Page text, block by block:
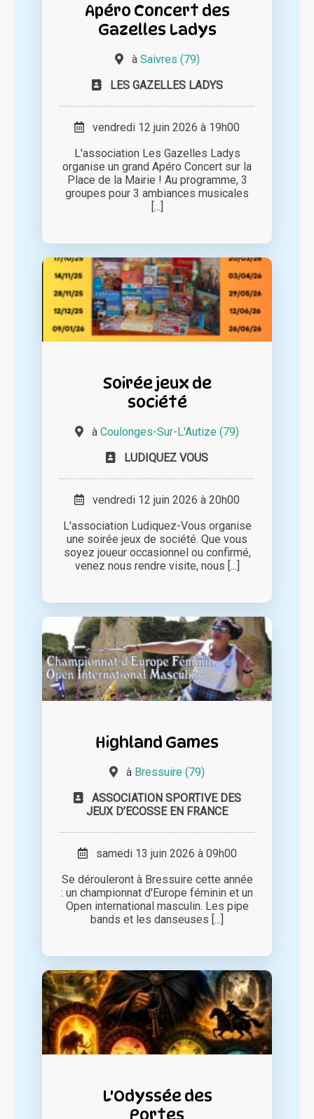
Apéro Concert des
Gazelles Ladys
à Saivres (79)
LES GAZELLES LADYS
vendredi 12 juin 2026 à 19h00
L'association Les Gazelles Ladys
organise un grand Apéro Concert sur la
Place de la Mairie ! Au programme, 3
groupes pour 3 ambiances musicales
[...]
Soirée jeux de
société
à Coulonges-Sur-L'Autize (79)
LUDIQUEZ VOUS
vendredi 12 juin 2026 à 20h00
L'association Ludiquez-Vous organise
une soirée jeux de société. Que vous
soyez joueur occasionnel ou confirmé,
venez nous rendre visite, nous [...]
Highland Games
à Bressuire (79)
ASSOCIATION SPORTIVE DES
JEUX D’ECOSSE EN FRANCE
samedi 13 juin 2026 à 09h00
Se dérouleront à Bressuire cette année
: un championnat d'Europe féminin et un
Open international masculin. Les pipe
bands et les danseuses [...]
L'Odyssée des
Portes